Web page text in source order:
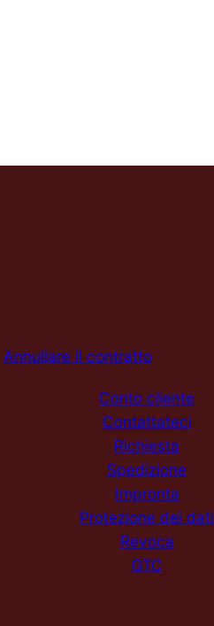
Annullare il contratto
Conto cliente
Contattateci
Richiesta
Spedizione
Impronta
Protezione dei dati
Revoca
GTC